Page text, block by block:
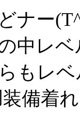
ナー
中レ
もレ
備着